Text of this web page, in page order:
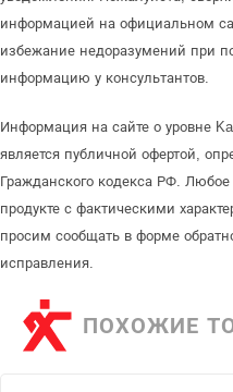
информацией на официальном
избежание недоразумений при
информацию у консультантов.
Информация на сайте о уровне
является публичной офертой,
Гражданского кодекса РФ.
продукте с фактическими
просим сообщать в форме
исправления.
ПОХОЖИЕ